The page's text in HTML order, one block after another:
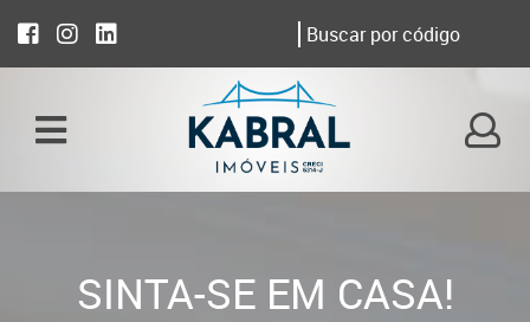
SINTA-SE EM CASA!